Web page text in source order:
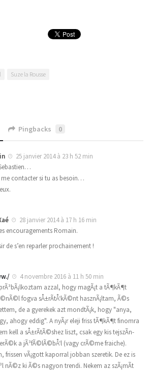
Suze la Rousse
Pingbacks 0
25 janvier 2014 à 23 h 52 min
me contacter si tu as besoin…
28 janvier 2014 à 17 h 16 min
encouragements Romain.
de s’en reparler prochainement !
4 novembre 2016 à 11 h 50 min
azzal, hogy magÃ¡t a tÃ¶kÃ¶t
fogva sÅ±rÃ­tÅ‘kÃ©nt hasznÃ¡ltam, Ã©s
de a gyerekek azt mondtÃ¡k, hogy "anya,
ahogy eddig". A nyÃ¡r eleji friss tÃ¶kÃ¶t finomra
kell a sÅ±rÃ­tÃ©shez liszt, csak egy kis tejszÃ­n-
a jÃ³fÃ©lÃ©bÅ‘l (vagy crÃ©me fraiche).
frissen vÃ¡gott kaporral jobban szeretik. De ez is
nÃ©z ki Ã©s nagyon trendi. Nekem az szÃ¡mÃ­t